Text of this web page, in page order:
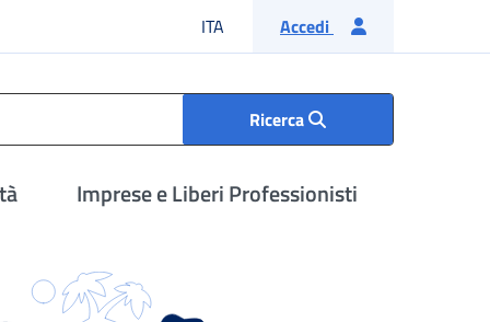
ITA Lingua italiana
Accedi
Ricerca
Imprese e Liberi Professionisti